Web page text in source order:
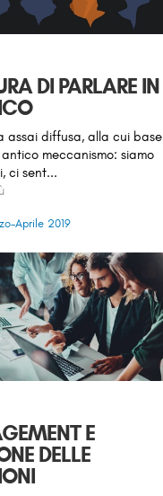
DI PARLARE IN
assai diffusa, alla cui base
meccanismo: siamo
ci sent...
Aprile 2019
E
DELLE